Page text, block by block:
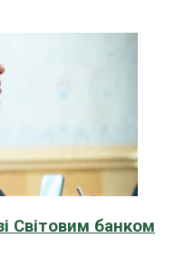
Світовим банком